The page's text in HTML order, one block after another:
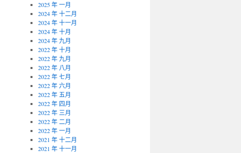
2025 年 一月
2024 年 十二月
2024 年 十一月
2024 年 十月
2024 年 九月
2022 年 十月
2022 年 九月
2022 年 八月
2022 年 七月
2022 年 六月
2022 年 五月
2022 年 四月
2022 年 三月
2022 年 二月
2022 年 一月
2021 年 十二月
2021 年 十一月